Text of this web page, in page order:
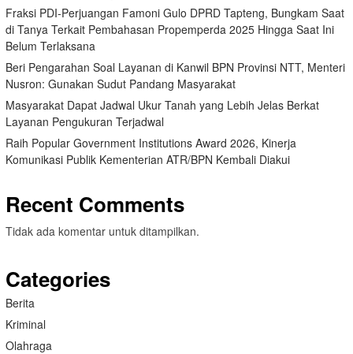
Fraksi PDI-Perjuangan Famoni Gulo DPRD Tapteng, Bungkam Saat
di Tanya Terkait Pembahasan Propemperda 2025 Hingga Saat Ini
Belum Terlaksana
Beri Pengarahan Soal Layanan di Kanwil BPN Provinsi NTT, Menteri
Nusron: Gunakan Sudut Pandang Masyarakat
Masyarakat Dapat Jadwal Ukur Tanah yang Lebih Jelas Berkat
Layanan Pengukuran Terjadwal
Raih Popular Government Institutions Award 2026, Kinerja
Komunikasi Publik Kementerian ATR/BPN Kembali Diakui
Recent Comments
Tidak ada komentar untuk ditampilkan.
Categories
Berita
Kriminal
Olahraga